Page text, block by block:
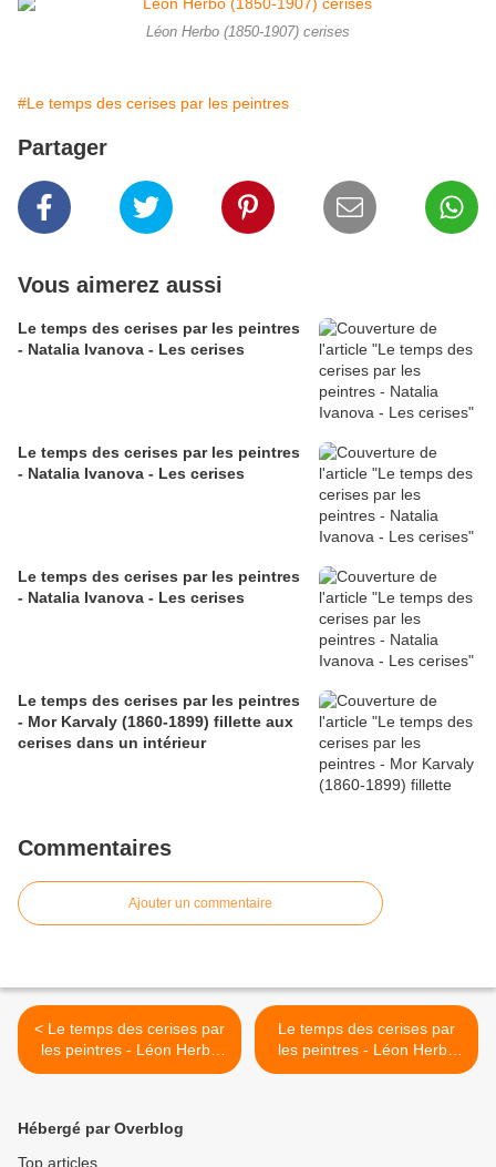
Léon Herbo (1850-1907) cerises
#Le temps des cerises par les peintres
Partager
Vous aimerez aussi
Le temps des cerises par les peintres
- Natalia Ivanova - Les cerises
Le temps des cerises par les peintres
- Natalia Ivanova - Les cerises
Le temps des cerises par les peintres
- Natalia Ivanova - Les cerises
Le temps des cerises par les peintres
- Mor Karvaly (1860-1899) fillette aux
cerises dans un intérieur
Commentaires
Ajouter un commentaire
< Le temps des cerises par
les peintres - Léon Herbo
(1850-1907) cerises
Le temps des cerises par
les peintres - Léon Herbo
(1850-1907) cerises >
Hébergé par Overblog
Top articles